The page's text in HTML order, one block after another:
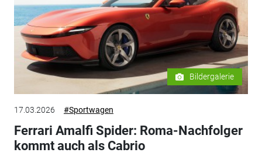
Bildergalerie
17.03.2026 #Sportwagen
Ferrari Amalfi Spider: Roma-Nachfolger
kommt auch als Cabrio